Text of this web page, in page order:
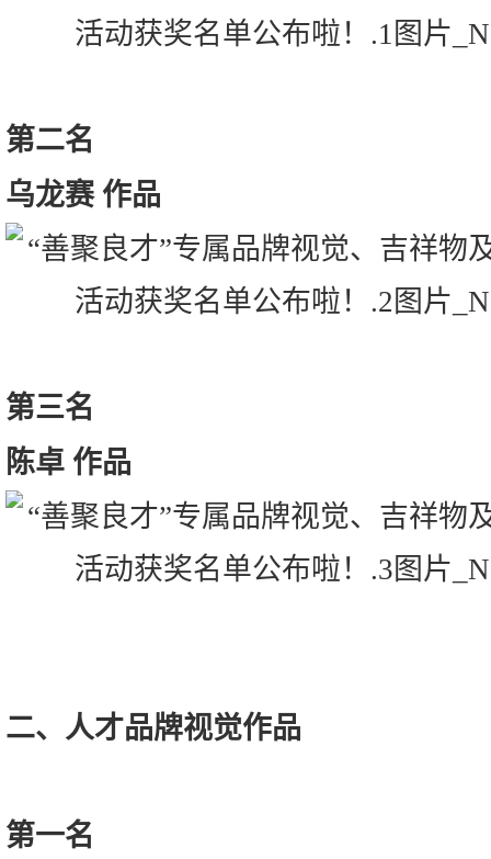
第二名
乌龙赛 作品
第三名
陈卓 作品
二、人才品牌视觉作品
第一名